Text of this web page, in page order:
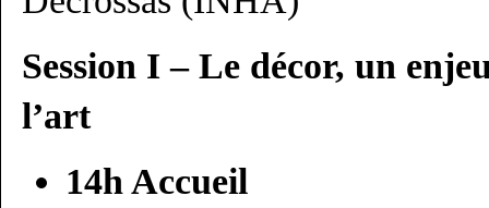
Session I – Le décor, un
l’art
14h Accueil